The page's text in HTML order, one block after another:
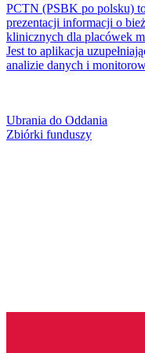
PCTN (PSBK po polsku)
prezentacji informacji o
klinicznych dla placówek
Jest to aplikacja
analizie danych i
Ubrania do Oddania
Zbiórki funduszy